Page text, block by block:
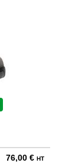
76,00 € HT